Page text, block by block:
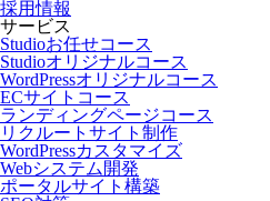
採用情報
サービス
Studioお任せコース
Studioオリジナルコース
WordPressオリジナルコース
ECサイトコース
ランディングページコース
リクルートサイト制作
WordPressカスタマイズ
Webシステム開発
ポータルサイト構築